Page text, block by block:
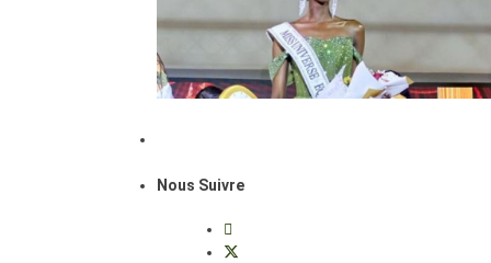
Nous Suivre